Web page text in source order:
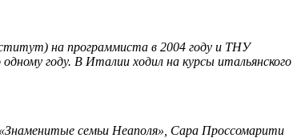
на программиста в 2004 году и ТНУ
году. В Италии ходил на курсы итальянского
семьи Неаполя», Сара Проссомарити